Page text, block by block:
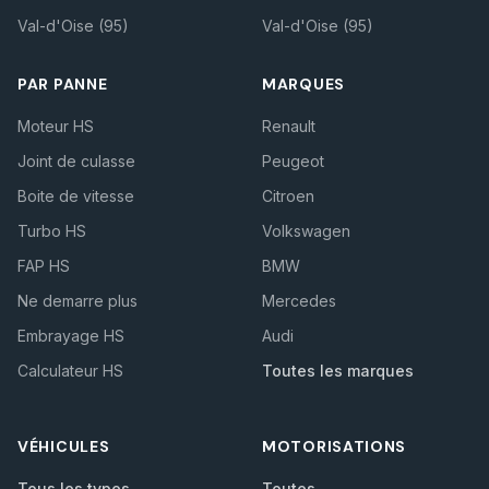
Val-d'Oise (95) Val-d'Oise (95)
PAR PANNE
Moteur HS
Joint de culasse
Boite de vitesse
Turbo HS
FAP HS
Ne demarre plus
Embrayage HS
Calculateur HS
MARQUES
Renault
Peugeot
Citroen
Volkswagen
BMW
Mercedes
Audi
Toutes les marques
VÉHICULES MOTORISATIONS